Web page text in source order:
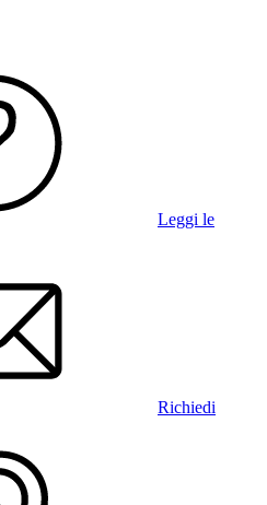
Leggi le
Richiedi